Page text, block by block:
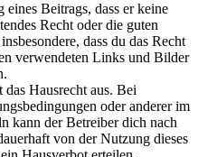
Beitrags, dass er keine
Recht oder die guten
dass du das Recht
verwendeten Links und Bilder
Hausrecht aus. Bei
oder anderer im
kann der Betreiber dich nach
von der Nutzung dieses